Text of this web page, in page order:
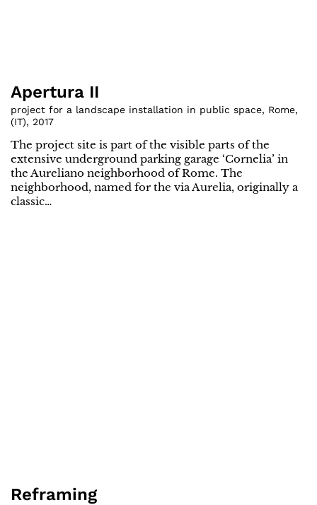
Apertura II
project for a landscape installation in public space, Rome,
(IT), 2017
The project site is part of the visible parts of the
extensive underground parking garage ‘Cornelia’ in
the Aureliano neighborhood of Rome. The
neighborhood, named for the via Aurelia, originally a
classic…
Reframing